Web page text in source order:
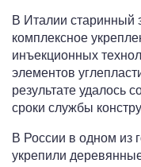
В Италии старинный
комплексное
инъекционных
элементов
результате удалось
сроки службы
В России в одном из
укрепили